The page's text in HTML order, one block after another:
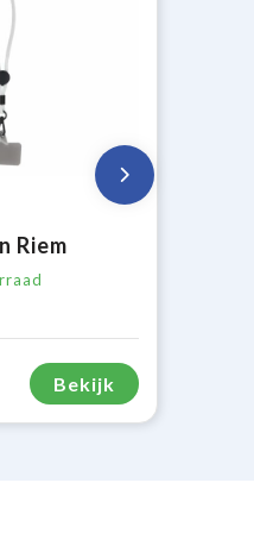
Riem
Bekijk